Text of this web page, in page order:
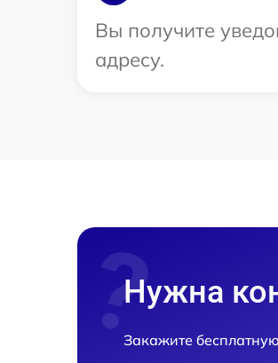
Вы получите
адресу.
Нужна
Закажите